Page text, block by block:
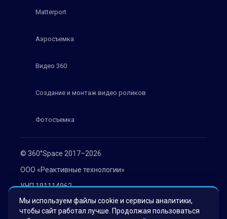
© 360°Space 2017–2026
ООО «Реактивные технологии»
УНП 191114962
г. Минск, ул. Мележа 1, офис 402
Matterport
Аэросъемка
Видео 360
Создание и монтаж видео роликов
Фотосъемка
Мы используем файлы cookie и сервисы аналитики,
чтобы сайт работал лучше. Продолжая пользоваться